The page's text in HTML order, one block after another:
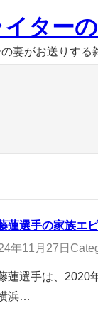
ター
妻がお送りする
蓮選手の家族エ
年11月27日
蓮選手は、2020
浜…